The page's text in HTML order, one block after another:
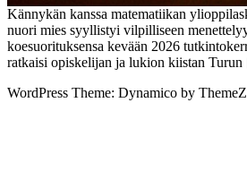
Kännykän kanssa matematiikan
nuori mies syyllistyi vilpilliseen
koesuorituksensa kevään 2026
ratkaisi opiskelijan ja lukion kiistan
WordPress Theme: Dynamico by